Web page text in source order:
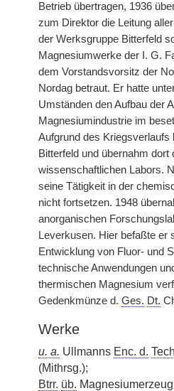
Betrieb übertragen, 1936
zum Direktor die Leitung
der Werksgruppe Bitterfeld
Magnesiumwerke der I. G.
dem Vorstandsvorsitz der
Nordag betraut. Er hatte
Umständen den Aufbau der
Magnesiumindustrie im
Aufgrund des Kriegsverlaufs
Bitterfeld und übernahm dort
wissenschaftlichen Labors.
seine Tätigkeit in der
nicht fortsetzen. 1948
anorganischen
Leverkusen. Hier befaßte er
Entwicklung von Fluor- und
technische Anwendungen
thermischen Magnesium
Gedenkmünze d. Ges. Dt.
Werke
u. a. Ullmanns Enc. d.
(Mithrsg.);
Btrr. üb.